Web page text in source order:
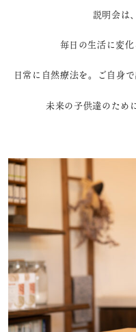
説明会は
毎日の生活に変
日常に自然療法を。ご自身
未来の子供達のため